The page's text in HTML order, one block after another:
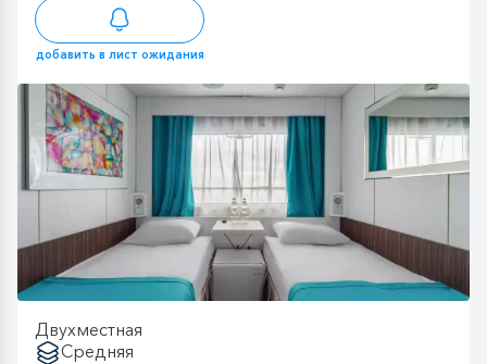
добавить в лист ожидания
Двухместная
Средняя